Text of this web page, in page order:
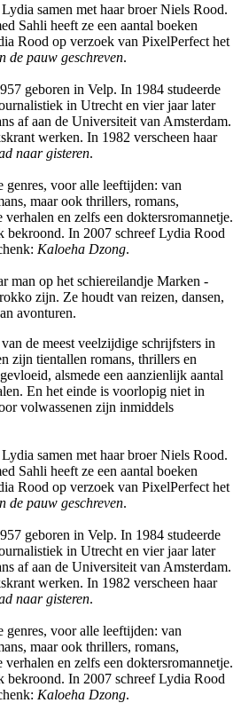
samen met haar broer Niels Rood.
Sahli heeft ze een aantal boeken
Rood op verzoek van PixelPerfect het
de pauw geschreven.
geboren in Velp. In 1984 studeerde
in Utrecht en vier jaar later
af aan de Universiteit van Amsterdam.
werken. In 1982 verscheen haar
naar gisteren.
genres, voor alle leeftijden: van
maar ook thrillers, romans,
verhalen en zelfs een doktersromannetje.
bekroond. In 2007 schreef Lydia Rood
Kaloeha Dzong.
man op het schiereilandje Marken -
zijn. Ze houdt van reizen, dansen,
avonturen.
de meest veelzijdige schrijfsters in
zijn tientallen romans, thrillers en
alsmede een aanzienlijk aantal
En het einde is voorlopig niet in
volwassenen zijn inmiddels
samen met haar broer Niels Rood.
Sahli heeft ze een aantal boeken
Rood op verzoek van PixelPerfect het
de pauw geschreven.
geboren in Velp. In 1984 studeerde
in Utrecht en vier jaar later
af aan de Universiteit van Amsterdam.
werken. In 1982 verscheen haar
naar gisteren.
genres, voor alle leeftijden: van
maar ook thrillers, romans,
verhalen en zelfs een doktersromannetje.
bekroond. In 2007 schreef Lydia Rood
Kaloeha Dzong.